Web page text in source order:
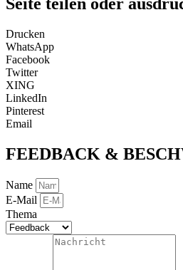
Drucken
WhatsApp
Facebook
Twitter
XING
LinkedIn
Pinterest
Email
FEEDBACK &
Name
E-Mail
Thema